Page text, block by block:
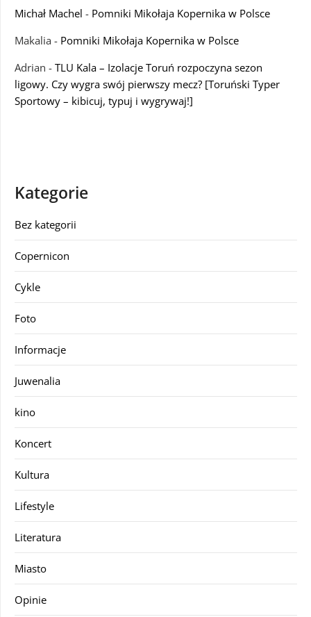
Michał Machel - Pomniki Mikołaja Kopernika w Polsce
Makalia - Pomniki Mikołaja Kopernika w Polsce
Adrian - TLU Kala – Izolacje Toruń rozpoczyna sezon
ligowy. Czy wygra swój pierwszy mecz? [Toruński Typer
Sportowy – kibicuj, typuj i wygrywaj!]
Kategorie
Bez kategorii
Copernicon
Cykle
Foto
Informacje
Juwenalia
kino
Koncert
Kultura
Lifestyle
Literatura
Miasto
Opinie